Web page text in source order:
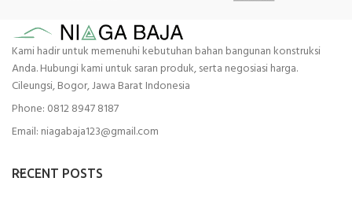
Kami hadir untuk memenuhi kebutuhan bahan bangunan konstruksi
Anda. Hubungi kami untuk saran produk, serta negosiasi harga.
Cileungsi, Bogor, Jawa Barat Indonesia
Phone: 0812 8947 8187
Email: niagabaja123@gmail.com
RECENT POSTS